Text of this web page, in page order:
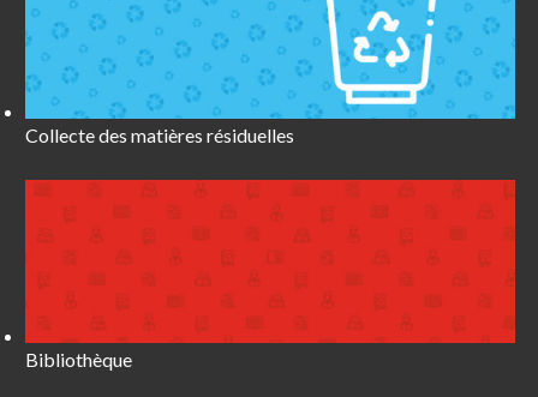
Collecte des matières résiduelles
Bibliothèque